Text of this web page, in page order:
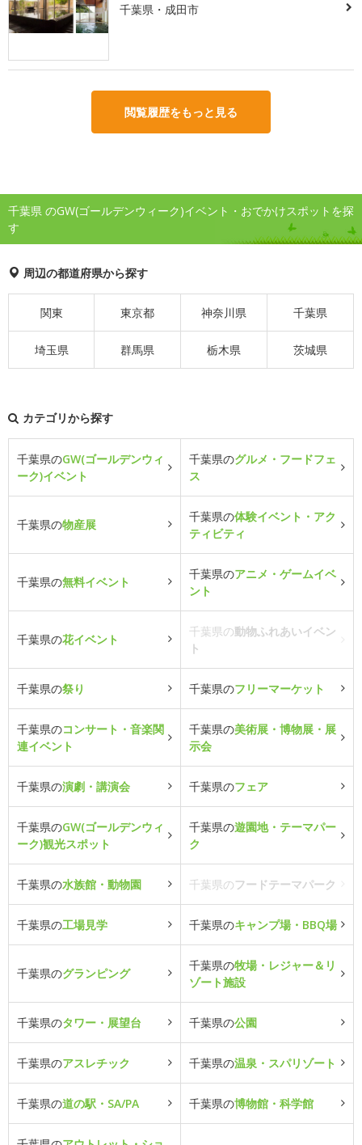
千葉県・成田市
閲覧履歴をもっと見る
千葉県 のGW(ゴールデンウィーク)イベント・おでかけスポットを探
す
周辺の都道府県から探す
関東 東京都 神奈川県 千葉県
埼玉県 群馬県 栃木県 茨城県
カテゴリから探す
千葉県のGW(ゴールデンウィ
ーク)イベント
千葉県のグルメ・フードフェ
ス
千葉県の物産展
千葉県の体験イベント・アク
ティビティ
千葉県の無料イベント
千葉県のアニメ・ゲームイベ
ント
千葉県の花イベント
千葉県の動物ふれあいイベン
ト
千葉県の祭り 千葉県のフリーマーケット
千葉県のコンサート・音楽関
連イベント
千葉県の美術展・博物展・展
示会
千葉県の演劇・講演会 千葉県のフェア
千葉県のGW(ゴールデンウィ
ーク)観光スポット
千葉県の遊園地・テーマパー
ク
千葉県の水族館・動物園 千葉県のフードテーマパーク
千葉県の工場見学 千葉県のキャンプ場・BBQ場
千葉県のグランピング
千葉県の牧場・レジャー＆リ
ゾート施設
千葉県のタワー・展望台 千葉県の公園
千葉県のアスレチック 千葉県の温泉・スパリゾート
千葉県の道の駅・SA/PA 千葉県の博物館・科学館